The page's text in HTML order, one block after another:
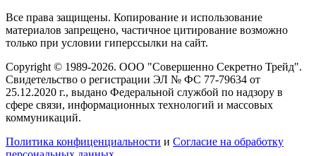
Все права защищены. Копирование и использование
материалов запрещено, частичное цитирование возможно
только при условии гиперссылки на сайт.
Copyright © 1989-2026. ООО "Совершенно Секретно Трейд".
Свидетельство о регистрации ЭЛ № ФС 77-79634 от
25.12.2020 г., выдано Федеральной службой по надзору в
сфере связи, информационных технологий и массовых
коммуникаций.
Политика конфиценциальности и Согласие на обработку